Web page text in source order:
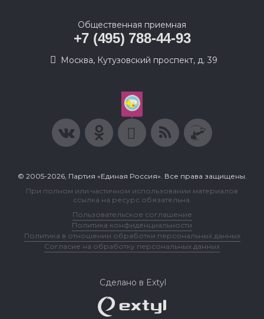
Общественная приемная
+7 (495) 788-44-93
Москва, Кутузовский проспект, д. 39
© 2005-2026, Партия «Единая Россия». Все права защищены.
При полном или частичном использовании материалов
ссылка на ресурс обязательна.
Пользовательское соглашение
Политика конфиденциальности
Политика в отношении обработки персональных данных
Согласие на обработку персональных данных
Сделано в Extyl